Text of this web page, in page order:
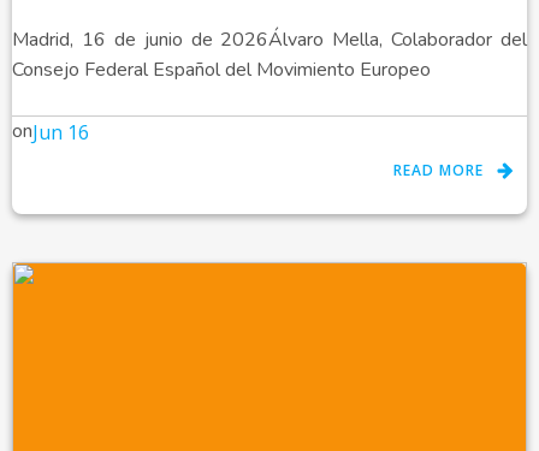
Madrid, 16 de junio de 2026Álvaro Mella, Colaborador del
Consejo Federal Español del Movimiento Europeo
onJun 16
READ MORE